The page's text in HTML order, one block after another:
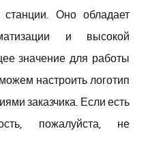
Оно обладает
и высокой
значение для работы
настроить логотип
заказчика. Если есть
пожалуйста, не